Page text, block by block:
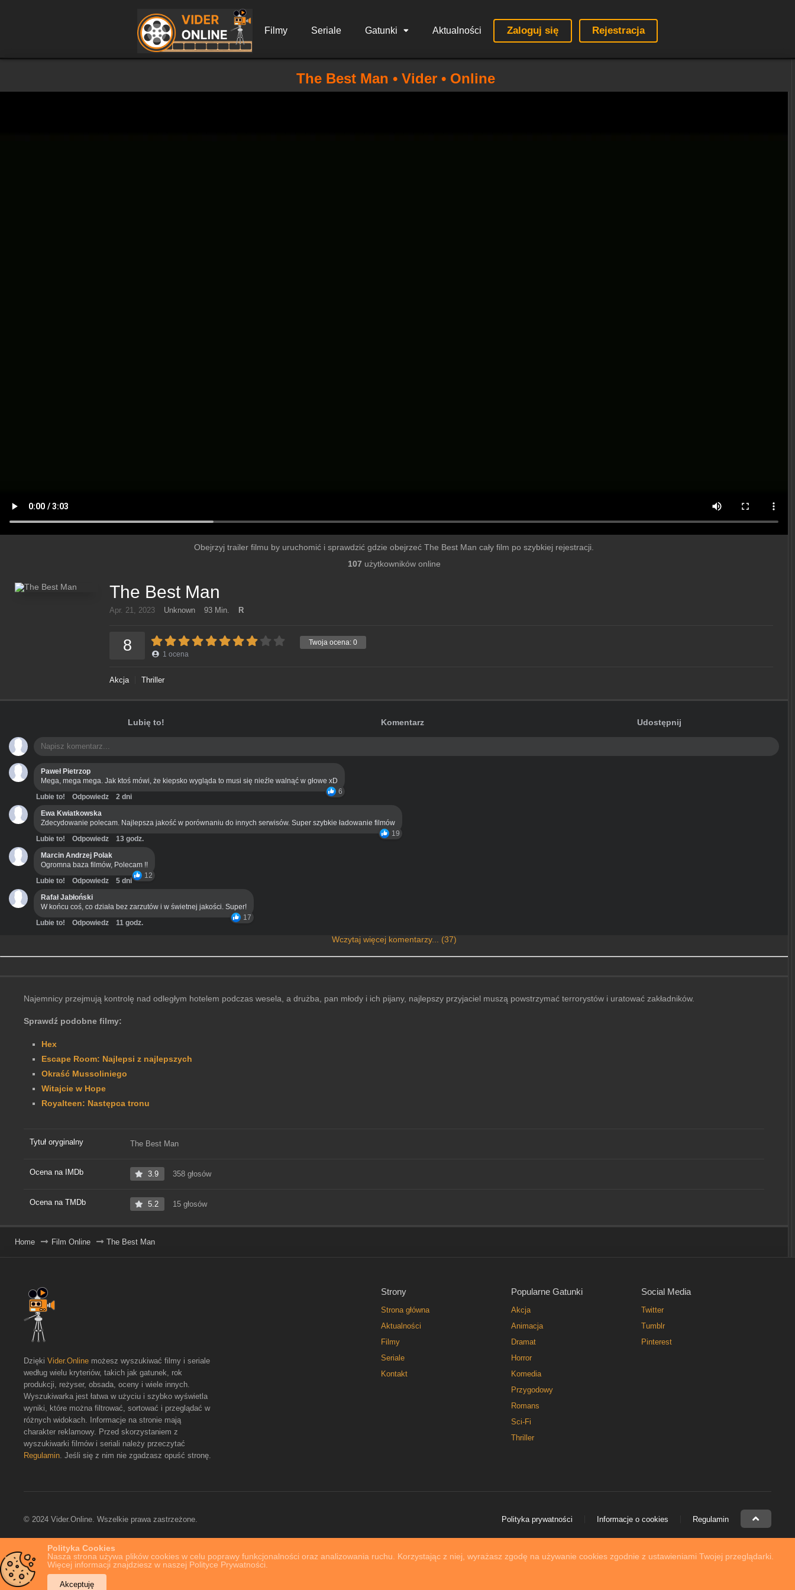
Filmy Seriale Gatunki Aktualności Zaloguj się Rejestracja
Polityka Cookies
Nasza strona używa plików cookies w celu poprawy funkcjonalności oraz analizowania ruchu. Korzystając z niej, wyrażasz zgodę na używanie cookies zgodnie z ustawieniami Twojej przeglądarki.
Więcej informacji znajdziesz w naszej Polityce Prywatności.
Akceptuję
The Best Man • Vider • Online
Obejrzyj trailer filmu by uruchomić i sprawdzić gdzie obejrzeć The Best Man cały film po szybkiej rejestracji.
107 użytkowników online
The Best Man
Apr. 21, 2023 Unknown 93 Min. R
Twoja ocena: 0
8 1 ocena
Akcja Thriller
Lubię to! Komentarz Udostępnij
Paweł Pietrzop
Mega, mega mega. Jak ktoś mówi, że kiepsko wygląda to musi się nieźle walnąć w głowe xD
6
Lubie to! Odpowiedz
2 dni
Ewa Kwiatkowska
Zdecydowanie polecam. Najlepsza jakość w porównaniu do innych serwisów. Super szybkie ładowanie filmów
19
Lubie to! Odpowiedz
13 godz.
Marcin Andrzej Polak
Ogromna baza filmów, Polecam !!
12
Lubie to! Odpowiedz
5 dni
Rafał Jabłoński
W końcu coś, co działa bez zarzutów i w świetnej jakości. Super!
17
Lubie to! Odpowiedz 11 godz.
Wczytaj więcej komentarzy... (37)
Najemnicy przejmują kontrolę nad odległym hotelem podczas wesela, a drużba, pan młody i ich pijany, najlepszy przyjaciel muszą powstrzymać terrorystów i uratować zakładników.
Sprawdź podobne filmy:
Hex
Escape Room: Najlepsi z najlepszych
Okraść Mussoliniego
Witajcie w Hope
Royalteen: Następca tronu
Tytuł oryginalny The Best Man
Ocena na IMDb 3.9 358 głosów
Ocena na TMDb 5.2 15 głosów
Home Film Online The Best Man
Strony
Strona główna
Aktualności
Filmy
Seriale
Kontakt
Popularne Gatunki
Akcja
Animacja
Dramat
Horror
Komedia
Przygodowy
Romans
Sci-Fi
Thriller
Social Media
Twitter
Tumblr
Pinterest
Dzięki Vider.Online możesz wyszukiwać filmy i seriale
według wielu kryteriów, takich jak gatunek, rok
produkcji, reżyser, obsada, oceny i wiele innych.
Wyszukiwarka jest łatwa w użyciu i szybko wyświetla
wyniki, które można filtrować, sortować i przeglądać w
różnych widokach. Informacje na stronie mają
charakter reklamowy. Przed skorzystaniem z
wyszukiwarki filmów i seriali należy przeczytać
Regulamin. Jeśli się z nim nie zgadzasz opuść stronę.
© 2024 Vider.Online. Wszelkie prawa zastrzeżone. Polityka prywatności Informacje o cookies Regulamin